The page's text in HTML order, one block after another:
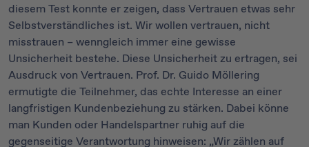
diesem Test konnte er zeigen, dass Vertrauen etwas sehr
Selbstverständliches ist. Wir wollen vertrauen, nicht
misstrauen – wenngleich immer eine gewisse
Unsicherheit bestehe. Diese Unsicherheit zu ertragen, sei
Ausdruck von Vertrauen. Prof. Dr. Guido Möllering
ermutigte die Teilnehmer, das echte Interesse an einer
langfristigen Kundenbeziehung zu stärken. Dabei könne
man Kunden oder Handelspartner ruhig auf die
gegenseitige Verantwortung hinweisen: „Wir zählen auf